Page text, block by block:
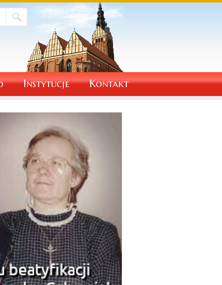
Instytucje Kontakt